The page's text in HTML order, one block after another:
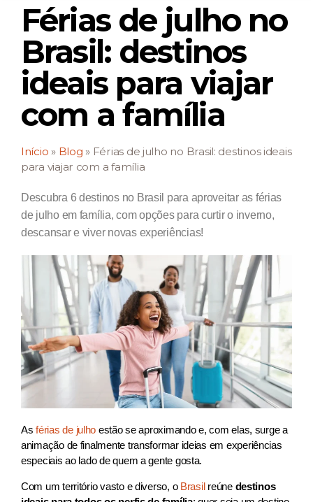
Férias de julho no
Brasil: destinos
ideais para viajar
com a família
Início » Blog » Férias de julho no Brasil: destinos ideais
para viajar com a família
Descubra 6 destinos no Brasil para aproveitar as férias
de julho em família, com opções para curtir o inverno,
descansar e viver novas experiências!
Asférias de julho estão se aproximando e, com elas, surge a
animação de finalmente transformar ideias em experiências
especiais ao lado de quem a gente gosta.
Com um território vasto e diverso, o Brasilreúne destinos